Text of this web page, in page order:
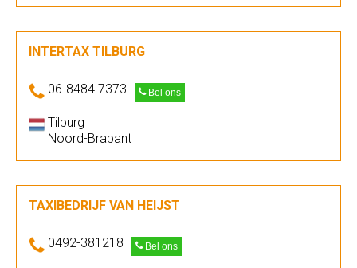
INTERTAX TILBURG
06-8484 7373 Bel ons
Tilburg
Noord-Brabant
TAXIBEDRIJF VAN HEIJST
0492-381218 Bel ons